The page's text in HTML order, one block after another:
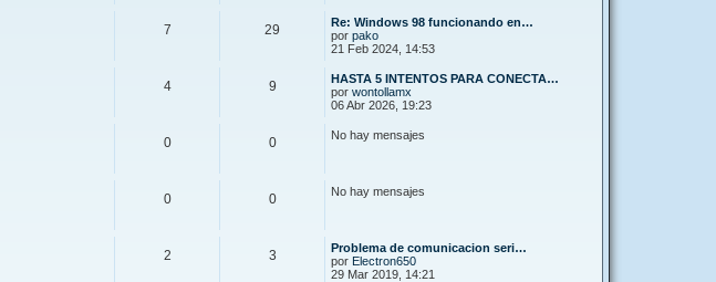
7 29
Re: Windows 98 funcionando en…
por pako
21 Feb 2024, 14:53
4 9
HASTA 5 INTENTOS PARA CONECTA…
por wontollamx
06 Abr 2026, 19:23
0 0 No hay mensajes
0 0 No hay mensajes
2 3
Problema de comunicacion seri…
por Electron650
29 Mar 2019, 14:21